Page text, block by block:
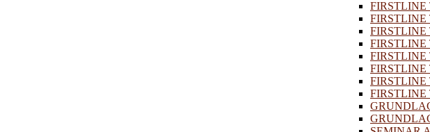
FIRSTLINE
FIRSTLINE
FIRSTLINE